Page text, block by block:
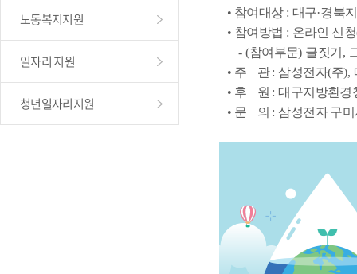
노동복지지원
일자리 지원
청년일자리지원
• 참여대상 : 대구·경북
• 참여방법 : 온라인 신청
- (참여부문) 글짓기 ,
• 주    관 : 삼성전자(주),
• 후    원 : 대구지방환경
• 문    의 : 삼성전자 구